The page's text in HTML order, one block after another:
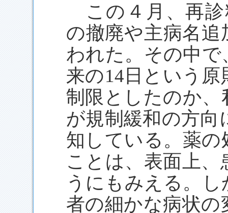
この４月、再診
の撤廃や主病名
われた。その中
来の14日という
制限としたのか、
が規制緩和の方
知している。薬
ことは、表面上
うにもみえる。
者の細かな病状